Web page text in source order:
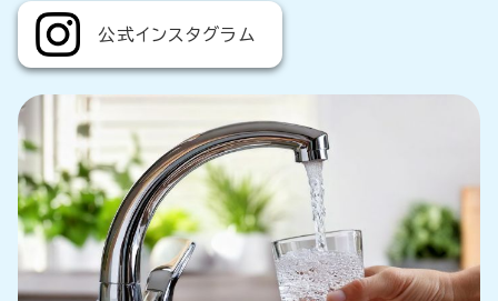
公式インスタグラム